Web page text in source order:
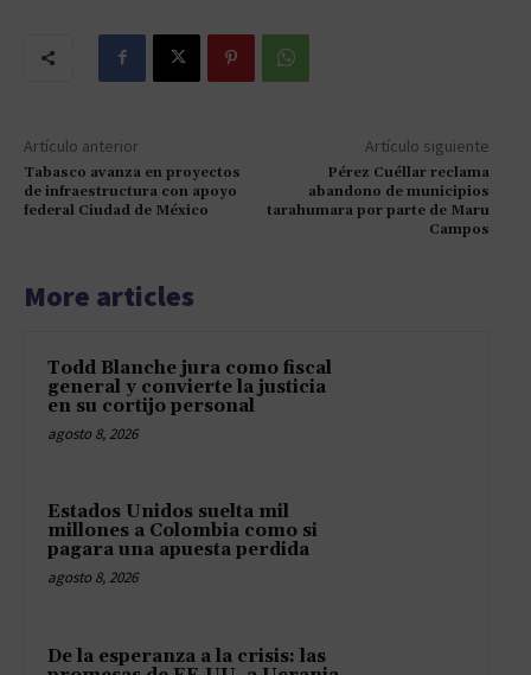
Artículo anterior
Tabasco avanza en proyectos
de infraestructura con apoyo
federal Ciudad de México
Artículo siguiente
Pérez Cuéllar reclama
abandono de municipios
tarahumara por parte de Maru
Campos
More articles
Todd Blanche jura como fiscal
general y convierte la justicia
en su cortijo personal
agosto 8, 2026
Estados Unidos suelta mil
millones a Colombia como si
pagara una apuesta perdida
agosto 8, 2026
De la esperanza a la crisis: las